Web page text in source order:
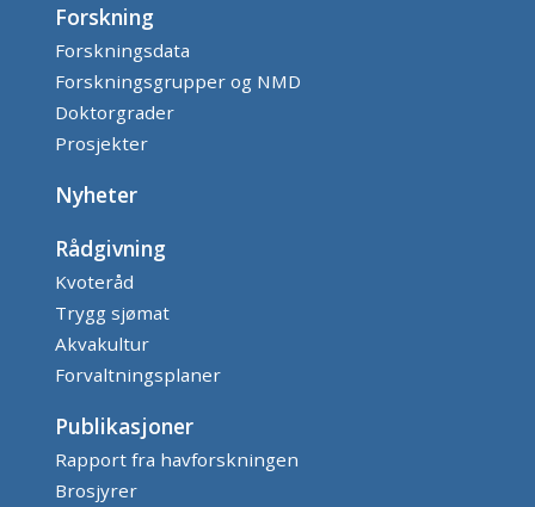
Forskning
Forskningsdata
Forskningsgrupper og NMD
Doktorgrader
Prosjekter
Nyheter
Rådgivning
Kvoteråd
Trygg sjømat
Akvakultur
Forvaltningsplaner
Publikasjoner
Rapport fra havforskningen
Brosjyrer